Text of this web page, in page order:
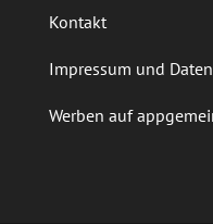
Kontakt
Impressum und
Werben auf